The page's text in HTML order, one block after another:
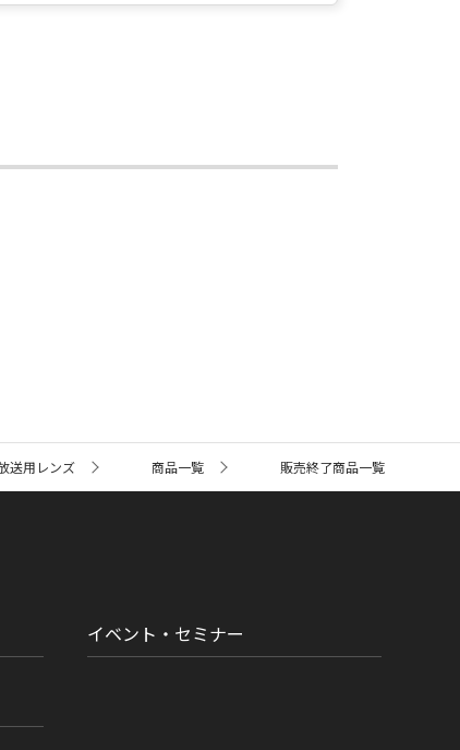
送用レンズ 商品一覧 販売終了商品一覧
イベント・セミナー